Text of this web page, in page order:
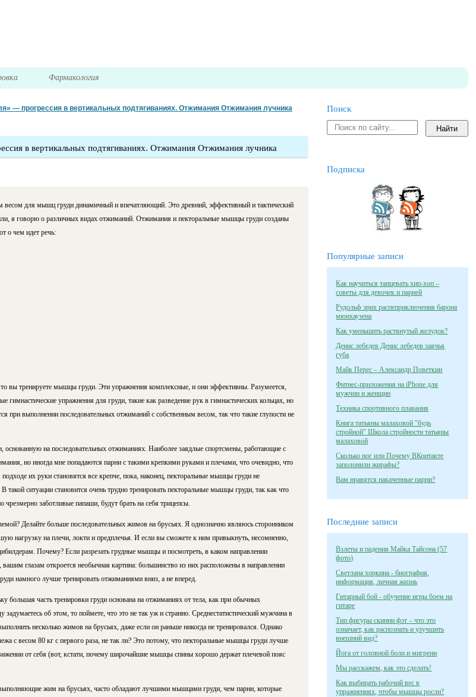
Фармакология
— прогрессия в вертикальных подтягиваниях. Отжимания Отжимания лучника
в вертикальных подтягиваниях. Отжимания Отжимания лучника
весом для мышц груди динамичный и впечатляющий. Это древний, эффективный и тактический
я говорю о различных видах отжиманий. Отжимания и пекторальные мышцы груди созданы
о чем идет речь:
вы тренируете мышцы груди. Эти упражнения комплексные, и они эффективны. Разумеется,
гимнастические упражнения для груди, такие как разведение рук в гимнастических кольцах, но
при выполнении последовательных отжиманий с собственным весом, так что такие глупости не
на последовательных отжиманиях. Наиболее заядлые спортсмены, работающие с
но иногда мне попадаются парни с такими крепкими руками и плечами, что очевидно, что
их руки становятся все крепче, пока, наконец, пекторальные мышцы груди не
ситуации становится очень трудно тренировать пекторальные мышцы груди, так как что
заботливые папаши, будут брать на себя трицепсы.
Делайте больше последовательных жимов на брусьях. Я однозначно являюсь сторонником
нагрузку на плечи, локти и предплечья. И если вы сможете к ним привыкнуть, несомненно,
Почему? Если разрезать грудные мышцы и посмотреть, в каком направлении
глазам откроется необычная картина: большинство из них расположены в направлении
намного лучше тренировать отжиманиями вниз, а не вперед.
большая часть тренировки груди основана на отжиманиях от тела, как при обычных
об этом, то поймете, что это не так уж и странно. Среднестатистический мужчина в
несколько жимов на брусьях, даже если он раньше никогда не тренировался. Однако
с весом 80 кг с первого раза, не так ли? Это потому, что пекторальные мышцы груди лучше
от себя (вот, кстати, почему широчайшие мышцы спины хорошо держат плечевой пояс
жим на брусьях, часто обладают лучшими мышцами груди, чем парни, которые
Поиск
Подписка
Популярные записи
Как научиться танцевать хип-хоп –
советы для девочек и парней
Рудольф эрих распеприключения барона
мюнхаузена
Как уменьшить растянутый желудок?
Денис лебедев Денис лебедев заячья
губа
Майк Перес – Александр Поветкин
Фитнес-приложения на iPhone для
мужчин и женщин
Техника спортивного плавания
Книга татьяны малаховой "будь
стройной" Школа стройности татьяны
малаховой
Сколько ног или Почему ВКонтакте
заполонили жирафы?
Вам нравятся накаченные парни?
Последние записи
Взлеты и падения Майка Тайсона (57
фото)
Светлана хоркина - биография,
информация, личная жизнь
Гитарный бой - обучение игры боем на
гитаре
Тип фигуры скинни фэт – что это
означает, как распознать и улучшить
внешний вид?
Йога от головной боли и мигрени
Мы расскажем, как это сделать!
Как выбирать рабочий вес в
упражнениях, чтобы мышцы росли?